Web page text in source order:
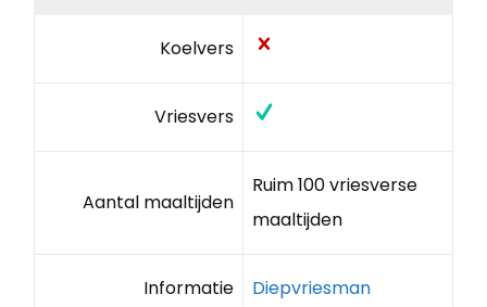
Koelvers
Vriesvers
Aantal maaltijden
Ruim 100 vriesverse
maaltijden
Informatie Diepvriesman